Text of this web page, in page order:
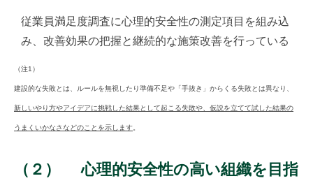
従業員満足度調査に心理的安全性の測定項目を組み込
み、改善効果の把握と継続的な施策改善を行っている
（注1）
建設的な失敗とは、ルールを無視したり準備不足や「手抜き」からくる失敗とは異なり、
新しいやり方やアイデアに挑戦した結果として起こる失敗や、仮説を立てて試した結果の
うまくいかなさなどのことを示します。
（２）
心理的安全性の高い組織を目指